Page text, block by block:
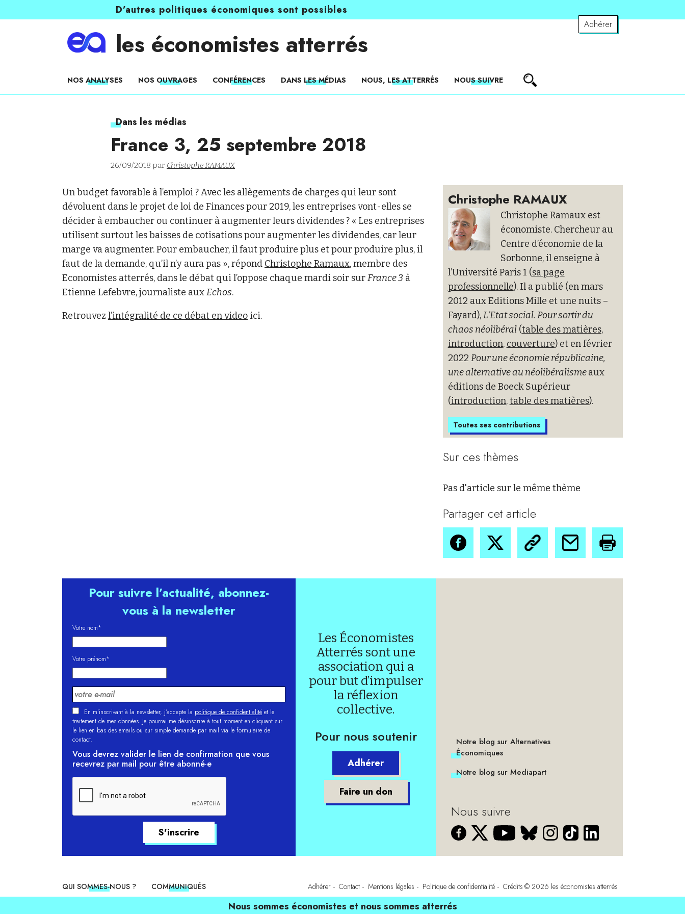
D’autres politiques économiques sont possibles
Adhérer
les économistes atterrés
NOS ANALYSES NOS OUVRAGES CONFÉRENCES DANS LES MÉDIAS NOUS, LES ATTERRÉS NOUS SUIVRE
Dans les médias
France 3, 25 septembre 2018
26/09/2018 par Christophe RAMAUX
Un budget favorable à l’emploi ? Avec les allègements de charges qui leur sont
dévoluent dans le projet de loi de Finances pour 2019, les entreprises vont-elles se
décider à embaucher ou continuer à augmenter leurs dividendes ? « Les entreprises
utilisent surtout les baisses de cotisations pour augmenter les dividendes, car leur
marge va augmenter. Pour embaucher, il faut produire plus et pour produire plus, il
faut de la demande, qu’il n’y aura pas », répond Christophe Ramaux, membre des
Economistes atterrés, dans le débat qui l’oppose chaque mardi soir surFrance 3 à
Etienne Lefebvre, journaliste auxEchos.
Retrouvez l’intégralité de ce débat en video ici.
Christophe RAMAUX
Christophe Ramaux est
économiste. Chercheur au
Centre d’économie de la
Sorbonne, il enseigne à
l’Université Paris 1 (sa page
professionnelle). Il a publié (en mars
2012 aux Editions Mille et une nuits –
Fayard),L’Etat social. Pour sortir du
chaos néolibéral(table des matières,
introduction, couverture) et en février
2022 Pour une économie républicaine,
une alternative au néolibéralismeaux
éditions de Boeck Supérieur
(introduction,table des matières).
Toutes ses contributions
Sur ces thèmes
Pas d'article sur le même thème
Partager cet article
Pour suivre l’actualité, abonnez-
vous à la newsletter
Votre nom*
Votre prénom*
En m'inscrivant à la newsletter, j’accepte la politique de confidentialité et le
traitement de mes données. Je pourrai me désinscrire à tout moment en cliquant sur
le lien en bas des emails ou sur simple demande par mail via le formulaire de
contact.
Vous devrez valider le lien de confirmation que vous
recevrez par mail pour être abonné·e
Les Économistes
Atterrés sont une
association qui a
pour but d’impulser
la réflexion
collective.
Pour nous soutenir
Adhérer
Faire un don
Notre blog sur Alternatives
Économiques
Notre blog sur Mediapart
Nous suivre
QUI SOMMES-NOUS ? COMMUNIQUÉS Adhérer Contact Mentions légales Politique de confidentialité Crédits © 2026 les économistes atterrés
Nous sommes économistes et nous sommes atterrés